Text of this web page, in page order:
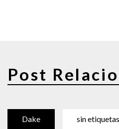
Post
Dake sin etiquetas